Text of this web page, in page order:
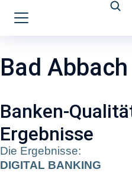
Bad
Banken-
Ergebnisse
Die Ergebnisse:
DIGITAL BANKING